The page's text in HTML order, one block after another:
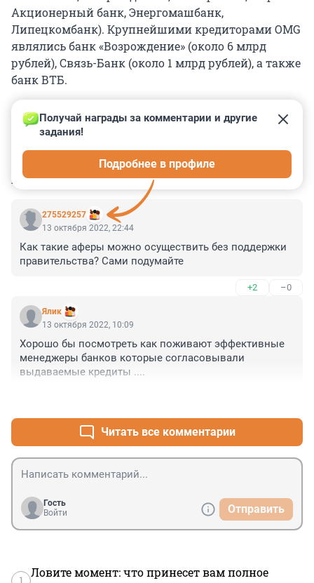
Акционерный банк, Энергомашбанк,
Липецкомбанк). Крупнейшими кредиторами OMG
являлись банк «Возрождение» (около 6 млрд
рублей), Связь-Банк (около 1 млрд рублей), а также
банк ВТБ.
КОММЕНТАРИИ 4
275529257
Получай награды за комментарии и другие
задания!
Подробнее в профиле
13 октября 2022, 22:44
Как такие аферы можно осуществить без поддержки
правительства? Сами подумайте
+2 –0
Ялик
13 октября 2022, 10:09
Хорошо бы посмотреть как поживают эффективные
менеджеры банков которые согласовывали
выдаваемые кредиты ....
Читать все комментарии
Гость
Войти
Отправить
Ловите момент: что принесет вам полное